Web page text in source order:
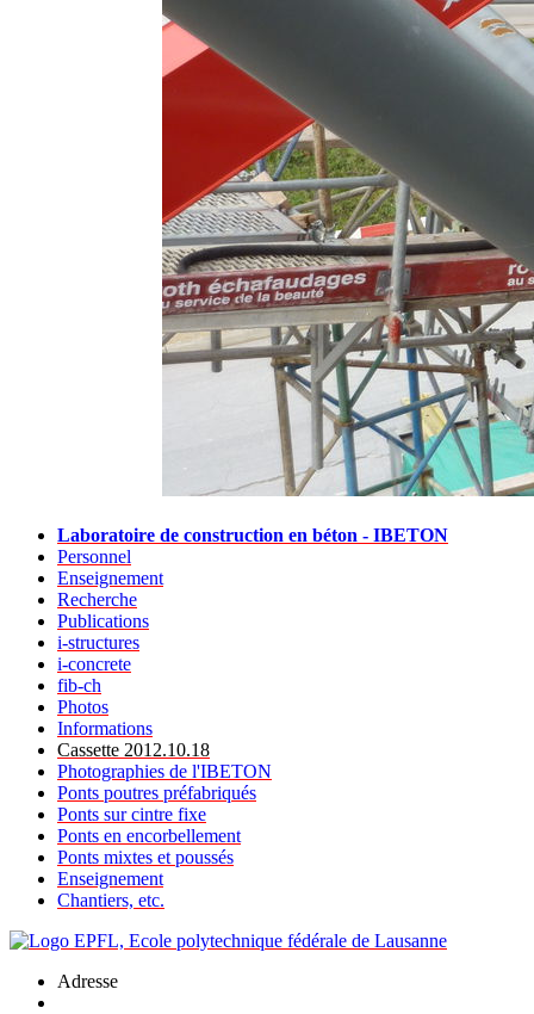
Laboratoire de construction en béton - IBETON
Personnel
Enseignement
Recherche
Publications
i-structures
i-concrete
fib-ch
Photos
Informations
Cassette 2012.10.18
Photographies de l'IBETON
Ponts poutres préfabriqués
Ponts sur cintre fixe
Ponts en encorbellement
Ponts mixtes et poussés
Enseignement
Chantiers, etc.
Adresse